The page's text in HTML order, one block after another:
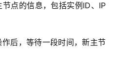
点的信息，包括实例ID、IP
后，等待一段时间，新主节